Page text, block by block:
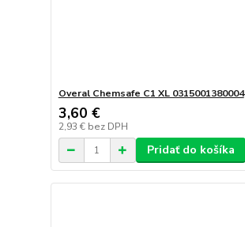
Overal Chemsafe C1 XL 0315001380004
3,60 €
2,93 € bez DPH
Pridať do košíka